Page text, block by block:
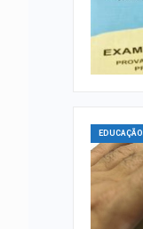
EDUCAÇÃO